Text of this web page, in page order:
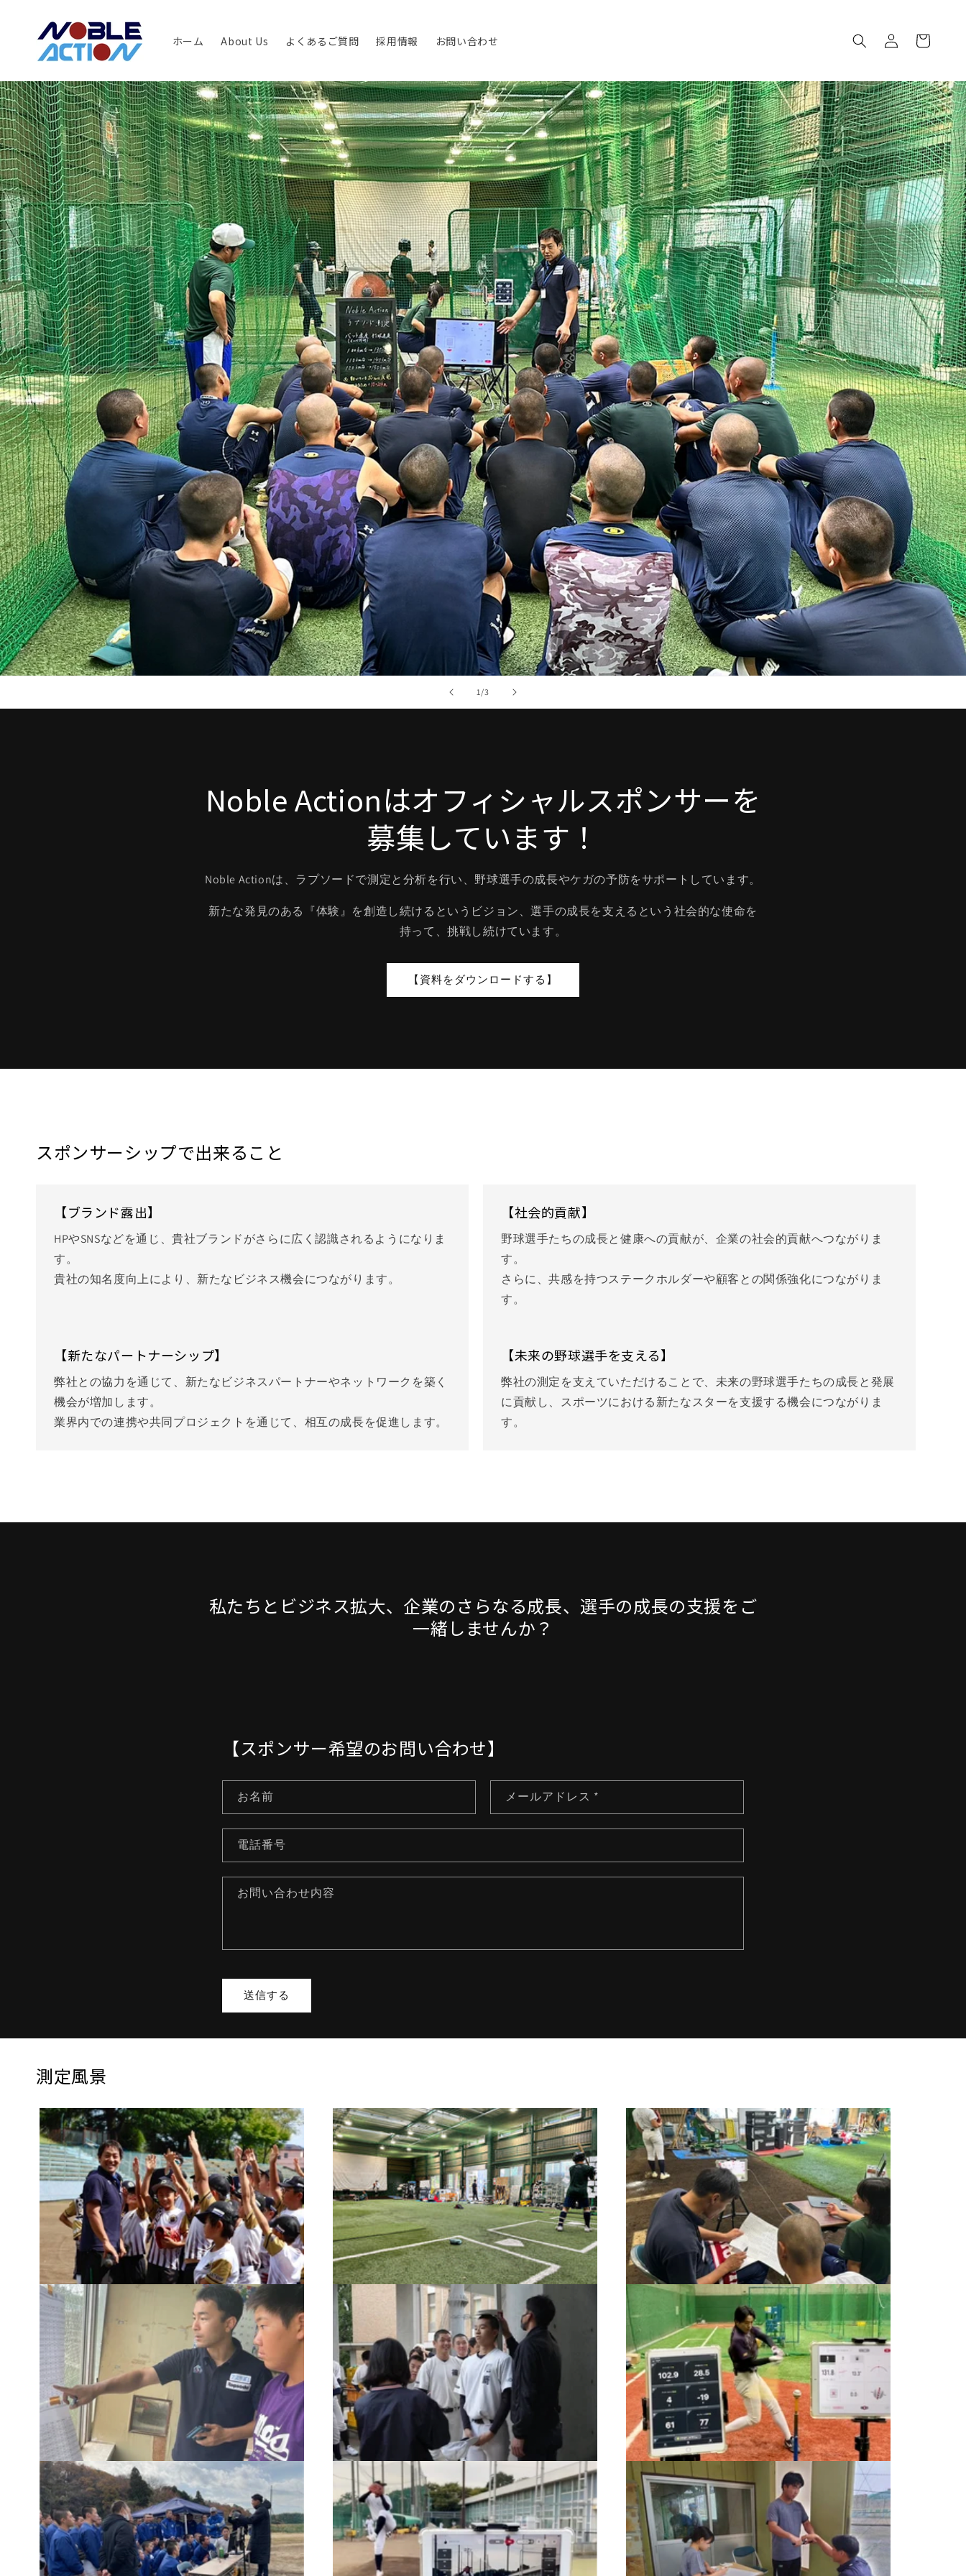
進む
ホーム About Us よくあるご質問 採用情報 お問い合わせ
グ
イ
ー
1 /の
3
Noble Actionはオフィシャルスポンサーを
募集しています！
Noble Actionは、ラプソードで測定と分析を行い、野球選手の成長やケガの予防をサポートしています。
新たな発見のある『体験』を創造し続けるというビジョン、選手の成長を支えるという社会的な使命を
持って、挑戦し続けています。
【資料をダウンロードする】
スポンサーシップで出来ること
【ブランド露出】
HPやSNSなどを通じ、貴社ブランドがさらに広く認識されるようになりま
す。
貴社の知名度向上により、新たなビジネス機会につながります。
【社会的貢献】
野球選手たちの成長と健康への貢献が、企業の社会的貢献へつながりま
す。
さらに、共感を持つステークホルダーや顧客との関係強化につながりま
す。
【新たなパートナーシップ】
弊社との協力を通じて、新たなビジネスパートナーやネットワークを築く
機会が増加します。
業界内での連携や共同プロジェクトを通じて、相互の成長を促進します。
【未来の野球選手を支える】
弊社の測定を支えていただけることで、未来の野球選手たちの成長と発展
に貢献し、スポーツにおける新たなスターを支援する機会につながりま
す。
私たちとビジネス拡大、企業のさらなる成長、選手の成長の支援をご
一緒しませんか？
【スポンサー希望のお問い合わせ】
お名前 メールアドレス *
電話番号
お問い合わせ内容
送信する
測定風景